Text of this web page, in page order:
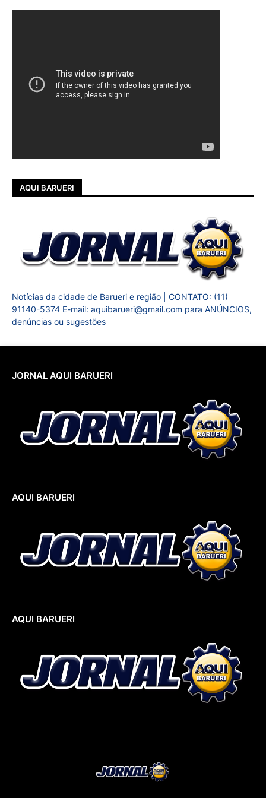
AQUI BARUERI
Notícias da cidade de Barueri e região | CONTATO: (11)
91140-5374 E-mail: aquibarueri@gmail.com para ANÚNCIOS,
denúncias ou sugestões
JORNAL AQUI BARUERI
AQUI BARUERI
AQUI BARUERI